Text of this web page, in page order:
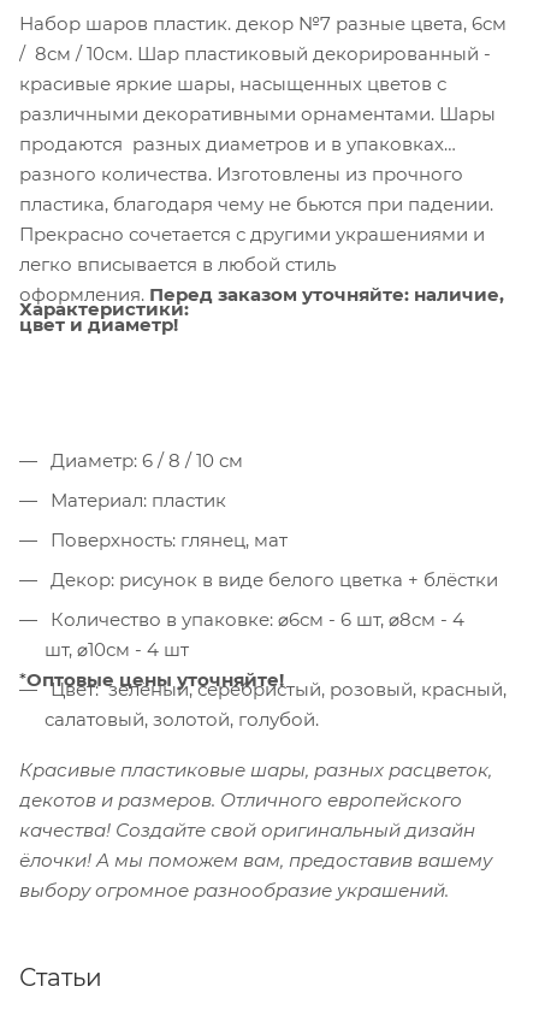
Набор шаров пластик. декор №7 разные цвета, 6см
/ 8см / 10см. Шар пластиковый декорированный -
красивые яркие шары, насыщенных цветов с
различными декоративными орнаментами. Шары
продаются разных диаметров и в упаковках
разного количества. Изготовлены из прочного
пластика, благодаря чему не бьются при падении.
Прекрасно сочетается с другими украшениями и
легко вписывается в любой стиль
оформления. Перед заказом уточняйте: наличие,
цвет и диаметр!
Характеристики:
Диаметр: 6 / 8 / 10 см
Материал: пластик
Поверхность: глянец, мат
Декор: рисунок в виде белого цветка + блёстки
шт, ⌀10см - 4 шт
Цвет: зелёный, серебристый, розовый, красный,
салатовый, золотой, голубой.
*Оптовые цены уточняйте!
Красивые пластиковые шары, разных расцветок,
декотов и размеров. Отличного европейского
качества! Создайте свой оригинальный дизайн
ёлочки! А мы поможем вам, предоставив вашему
выбору огромное разнообразие украшений.
Статьи